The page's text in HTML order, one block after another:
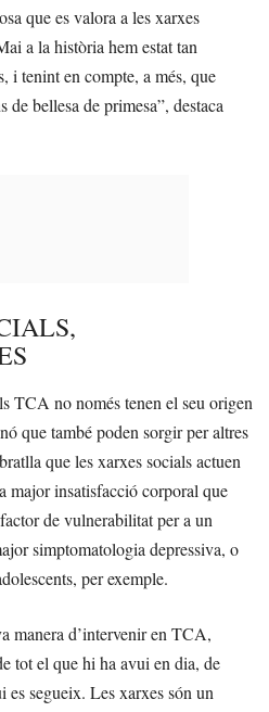
que es valora a les xarxes
a la història hem estat tan
i tenint en compte, a més, que
de bellesa de primesa”, destaca
TCA no només tenen el seu origen
que també poden sorgir per altres
que les xarxes socials actuen
major insatisfacció corporal que
de vulnerabilitat per a un
simptomatologia depressiva, o
per exemple.
manera d’intervenir en TCA,
tot el que hi ha avui en dia, de
segueix. Les xarxes són un